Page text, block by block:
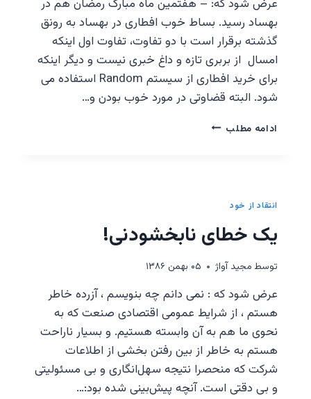
عرض شود که: – هفتمین ماه مبارک رمضان هم در
بهساد رسید. بساط خوب افطاری در بهساد به رونق
گذشته برقرار است با دو تفاوت، تفاوت اول اینکه
امسال از بربری تازه و داغ خبری نیست و دیگر اینکه
برای خرید افطاری از سیستم Random استفاده می
شود. البته قضاوتی در مورد خوب بودن و…
ادامه مطلباین
انتقاد از خود
یک خطای نابخشودنی!
توسط مجيد آواژ ۰۵ بهمن ۱۳۸۶
عرض شود که : نمی دانم چه بنویسم ، آزرده خاطر
هستم ، از شرایط عمومی اقتصادی صنعت که به
نحوی ما هم به آن وابسته هستیم. و بسیار ناراحت
هستم به خاطر از بین رفتن بخشی از اطلاعات
شرکت که منحصرا نتیجه سهل‌انگاری و بی مسئولیتی
و بی دقتی است. آنچه پیش‌بینی شده بود:…